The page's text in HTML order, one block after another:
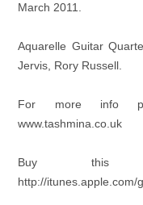
March 2011.
Aquarelle Guitar
Jervis, Rory Russell.
For more info
www.tashmina.co.uk
Buy this
http://itunes.apple.com/